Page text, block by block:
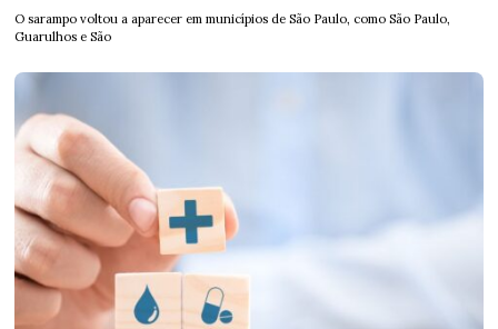
O sarampo voltou a aparecer em municípios de São Paulo, como São Paulo,
Guarulhos e São